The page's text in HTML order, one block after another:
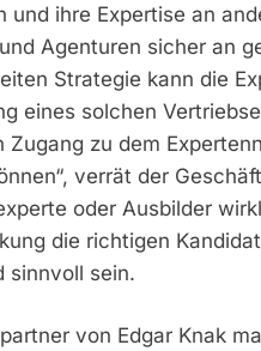
und ihre Expertise an
Agenturen sicher an
Strategie kann die
eines solchen
Zugang zu dem
verrät der
oder Ausbilder
die richtigen
sinnvoll sein.
von Edgar Knak